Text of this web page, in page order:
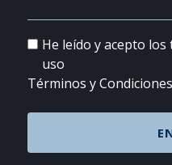
He leído y acepto
uso
Términos y Condiciones